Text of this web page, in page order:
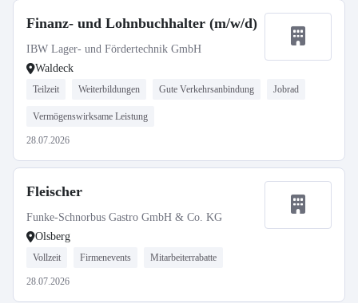
Finanz- und Lohnbuchhalter (m/w/d)
IBW Lager- und Fördertechnik GmbH
Waldeck
Teilzeit Weiterbildungen Gute Verkehrsanbindung Jobrad
Vermögenswirksame Leistung
28.07.2026
Fleischer
Funke-Schnorbus Gastro GmbH & Co. KG
Olsberg
Vollzeit Firmenevents Mitarbeiterrabatte
28.07.2026